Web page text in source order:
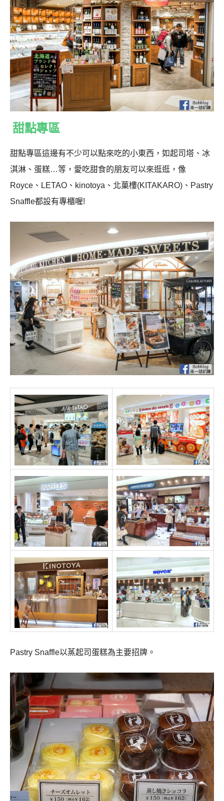
甜點專區
甜點專區這邊有不少可以點來吃的小東西，如起司塔、冰
淇淋、蛋糕…等，愛吃甜食的朋友可以來逛逛，像
Royce、LETAO、kinotoya、北菓樓(KITAKARO)、Pastry
Snaffle都設有專櫃喔!
Pastry Snaffle以蒸起司蛋糕為主要招牌。